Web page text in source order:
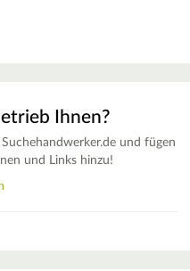
Ihnen?
und fügen
und Links hinzu!